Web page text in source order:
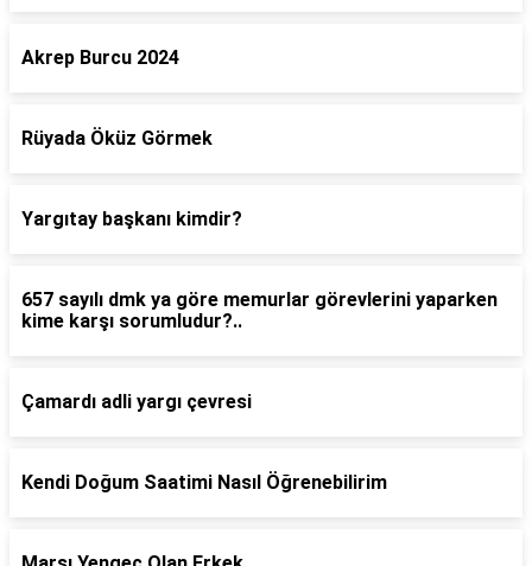
Akrep Burcu 2024
Rüyada Öküz Görmek
Yargıtay başkanı kimdir?
657 sayılı dmk ya göre memurlar görevlerini yaparken
kime karşı sorumludur?..
Çamardı adli yargı çevresi
Kendi Doğum Saatimi Nasıl Öğrenebilirim